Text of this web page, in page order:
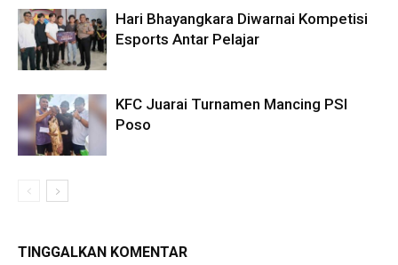
Hari Bhayangkara Diwarnai Kompetisi
Esports Antar Pelajar
KFC Juarai Turnamen Mancing PSI
Poso
TINGGALKAN KOMENTAR